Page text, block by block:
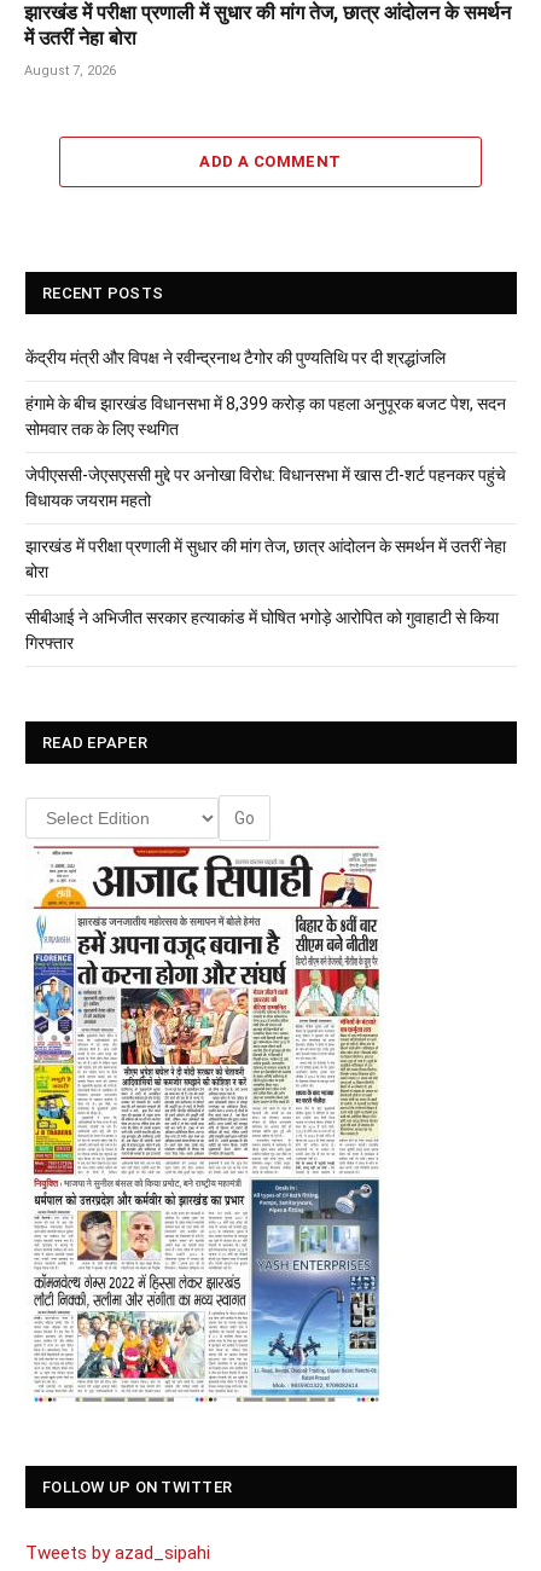
झारखंड में परीक्षा प्रणाली में सुधार की मांग तेज, छात्र आंदोलन के समर्थन
में उतरीं नेहा बोरा
August 7, 2026
ADD A COMMENT
RECENT POSTS
केंद्रीय मंत्री और विपक्ष ने रवीन्द्रनाथ टैगोर की पुण्यतिथि पर दी श्रद्धांजलि
हंगामे के बीच झारखंड विधानसभा में 8,399 करोड़ का पहला अनुपूरक बजट पेश, सदन
सोमवार तक के लिए स्थगित
जेपीएससी-जेएसएससी मुद्दे पर अनोखा विरोध: विधानसभा में खास टी-शर्ट पहनकर पहुंचे
विधायक जयराम महतो
झारखंड में परीक्षा प्रणाली में सुधार की मांग तेज, छात्र आंदोलन के समर्थन में उतरीं नेहा
बोरा
सीबीआई ने अभिजीत सरकार हत्याकांड में घोषित भगोड़े आरोपित को गुवाहाटी से किया
गिरफ्तार
READ EPAPER
FOLLOW UP ON TWITTER
Tweets by azad_sipahi